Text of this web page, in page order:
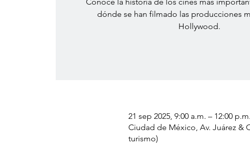
dónde se han filmado las producciones
Hollywood.
21 sep 2025, 9:00 a.m. – 12:00 p.m.
Ciudad de México, Av. Juárez &
turismo)